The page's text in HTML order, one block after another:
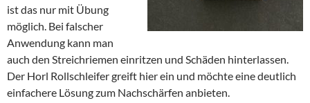
ist das nur mit Übung
möglich. Bei falscher
Anwendung kann man
auch den Streichriemen einritzen und Schäden hinterlassen.
Der Horl Rollschleifer greift hier ein und möchte eine deutlich
einfachere Lösung zum Nachschärfen anbieten.